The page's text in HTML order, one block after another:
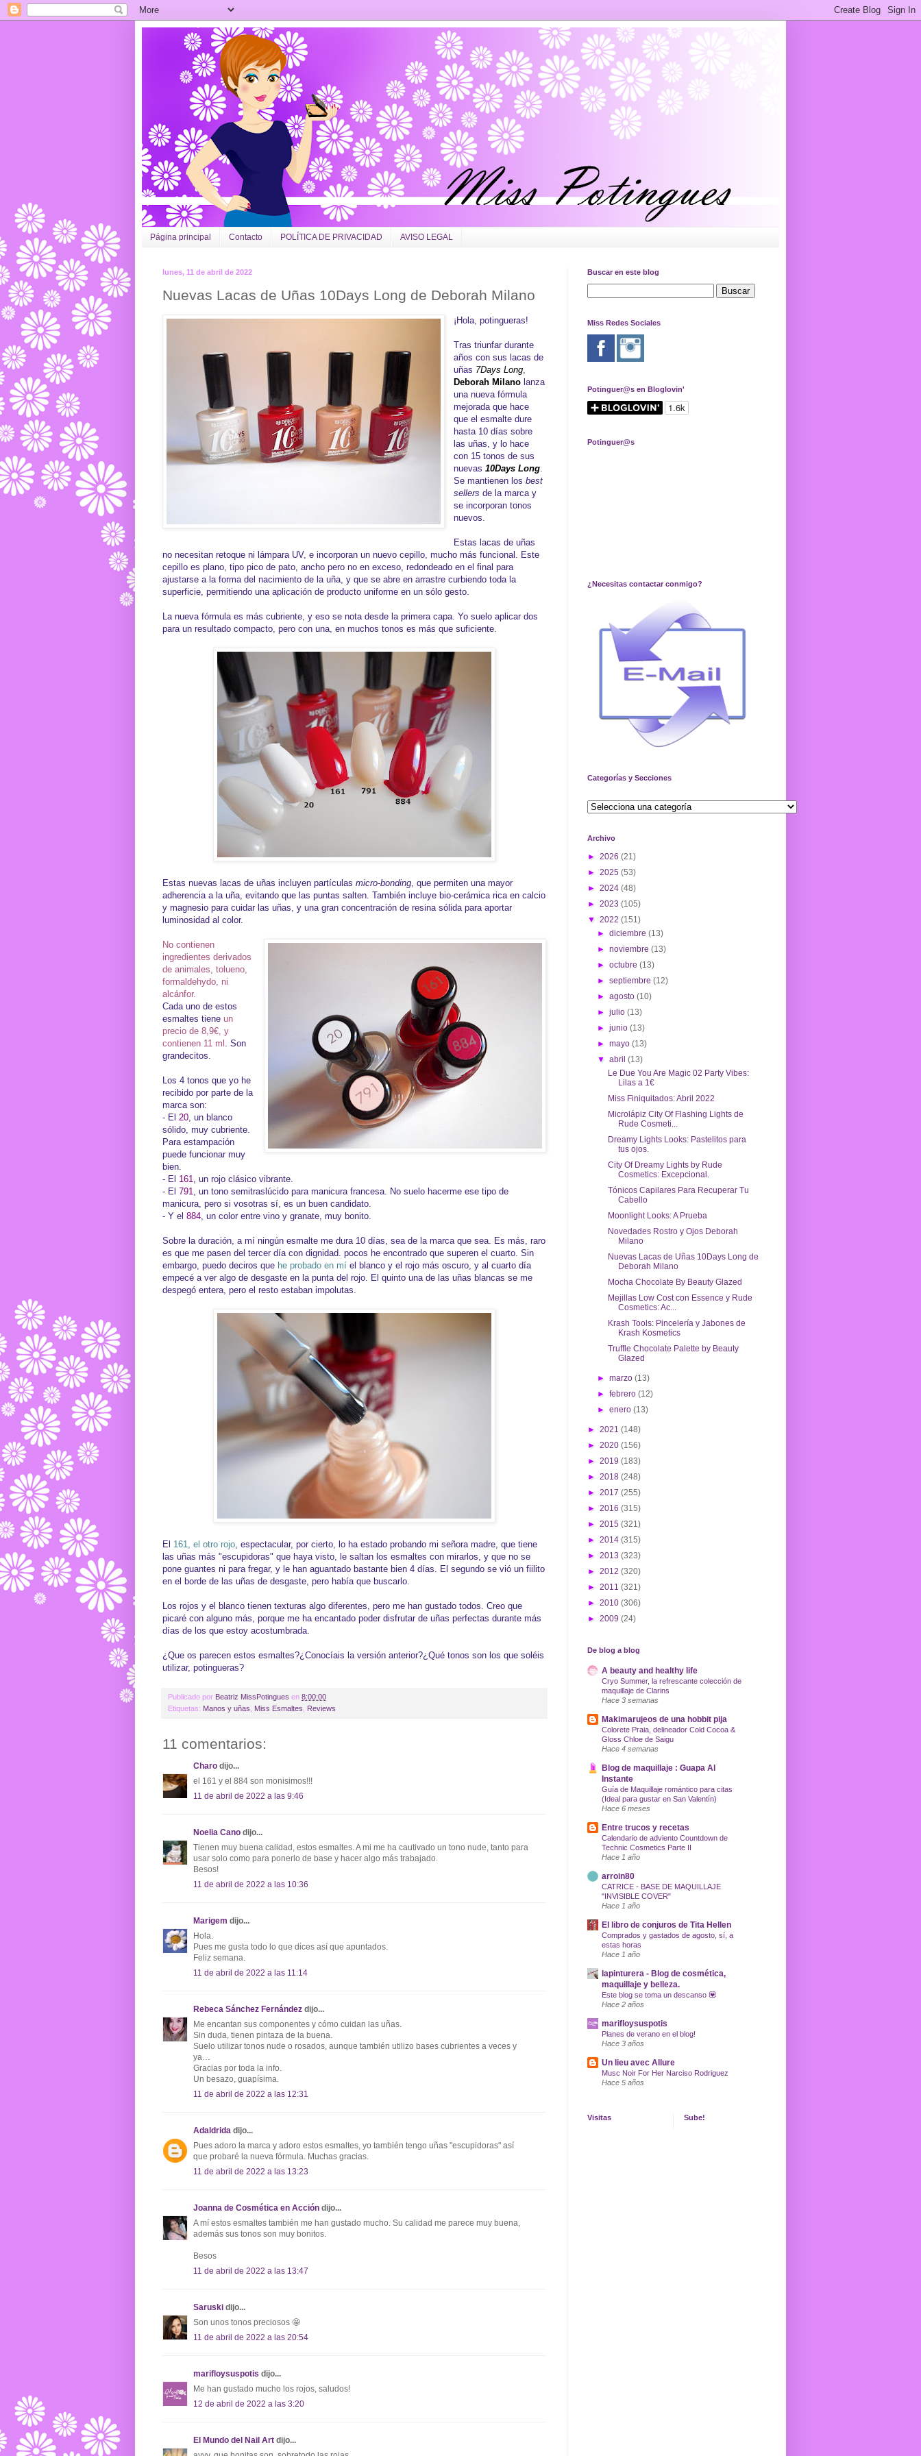
Página principal Contacto POLÍTICA DE PRIVACIDAD AVISO LEGAL
lunes, 11 de abril de 2022
Nuevas Lacas de Uñas 10Days Long de Deborah Milano
¡Hola, potingueras!
Tras triunfar durante
años con sus lacas de
uñas 7Days Long,
Deborah Milano lanza
una nueva fórmula
mejorada que hace
que el esmalte dure
hasta 10 días sobre
las uñas, y lo hace
con 15 tonos de sus
nuevas10Days Long.
Se mantienen losbest
sellersde la marca y
se incorporan tonos
nuevos.
Estas lacas de uñas
no necesitan retoque ni lámpara UV, e incorporan un nuevo cepillo, mucho más funcional. Este
cepillo es plano, tipo pico de pato, ancho pero no en exceso, redondeado en el final para
ajustarse a la forma del nacimiento de la uña, y que se abre en arrastre curbiendo toda la
superficie, permitiendo una aplicación de producto uniforme en un sólo gesto.
La nueva fórmula es más cubriente, y eso se nota desde la primera capa. Yo suelo aplicar dos
para un resultado compacto, pero con una, en muchos tonos es más que suficiente.
Estas nuevas lacas de uñas incluyen partículas micro-bonding, que permiten una mayor
adherencia a la uña, evitando que las puntas salten. También incluye bio-cerámica rica en calcio
y magnesio para cuidar las uñas, y una gran concentración de resina sólida para aportar
luminosidad al color.
No contienen
ingredientes derivados
de animales, tolueno,
formaldehydo, ni
alcánfor.
Cada uno de estos
esmaltes tiene un
precio de 8,9€, y
contienen 11 ml . Son
grandecitos.
Los 4 tonos que yo he
recibido por parte de la
marca son:
- El 20, un blanco
sólido, muy cubriente.
Para estampación
puede funcionar muy
bien.
- El 161, un rojo clásico vibrante.
- El 791, un tono semitraslúcido para manicura francesa. No suelo hacerme ese tipo de
manicura, pero si vosotras sí, es un buen candidato.
- Y el 884, un color entre vino y granate, muy bonito.
Sobre la duración, a mí ningún esmalte me dura 10 días, sea de la marca que sea. Es más, raro
es que me pasen del tercer día con dignidad. pocos he encontrado que superen el cuarto. Sin
embargo, puedo deciros que he probado en mí el blanco y el rojo más oscuro, y al cuarto día
empecé a ver algo de desgaste en la punta del rojo. El quinto una de las uñas blancas se me
despegó entera, pero el resto estaban impolutas.
El 161, el otro rojo, espectacular, por cierto, lo ha estado probando mi señora madre, que tiene
las uñas más "escupidoras" que haya visto, le saltan los esmaltes con mirarlos, y que no se
pone guantes ni para fregar, y le han aguantado bastante bien 4 días. El segundo se vió un fiilito
en el borde de las uñas de desgaste, pero había que buscarlo.
Los rojos y el blanco tienen texturas algo diferentes, pero me han gustado todos. Creo que
picaré con alguno más, porque me ha encantado poder disfrutar de uñas perfectas durante más
días de los que estoy acostumbrada.
¿Que os parecen estos esmaltes?¿Conocíais la versión anterior?¿Qué tonos son los que soléis
utilizar, potingueras?
Publicado por Beatriz MissPotingues en 8:00:00
Etiquetas: Manos y uñas Miss Esmaltes Reviews
11 comentarios:
Charo dijo...
el 161 y el 884 son monisimos!!!
11 de abril de 2022 a las 9:46
Noelia Cano dijo...
Tienen muy buena calidad, estos esmaltes. A mi me ha cautivado un tono nude, tanto para
usar solo como para ponerlo de base y hacer algo más trabajado.
Besos!
11 de abril de 2022 a las 10:36
Marigem dijo...
Hola.
Pues me gusta todo lo que dices así que apuntados.
Feliz semana.
11 de abril de 2022 a las 11:14
Rebeca Sánchez Fernández dijo...
Me encantan sus componentes y cómo cuidan las uñas.
Sin duda, tienen pintaza de la buena.
Suelo utilizar tonos nude o rosados, aunque también utilizo bases cubrientes a veces y
ya…
Gracias por toda la info.
Un besazo, guapísima.
11 de abril de 2022 a las 12:31
Adaldrida dijo...
Pues adoro la marca y adoro estos esmaltes, yo también tengo uñas "escupidoras" así
que probaré la nueva fórmula. Muchas gracias.
11 de abril de 2022 a las 13:23
Joanna de Cosmética en Acción dijo...
A mí estos esmaltes también me han gustado mucho. Su calidad me parece muy buena,
además sus tonos son muy bonitos.
Besos
11 de abril de 2022 a las 13:47
Saruski dijo...
Son unos tonos preciosos 🤩
11 de abril de 2022 a las 20:54
marifloysuspotis dijo...
Me han gustado mucho los rojos, saludos!
12 de abril de 2022 a las 3:20
El Mundo del Nail Art dijo...
Buscar en este blog
Miss Redes Sociales
Potinguer@s en Bloglovin'
Potinguer@s
¿Necesitas contactar conmigo?
Categorías y Secciones
Archivo
► 2026 (21)
► 2025 (53)
► 2024 (48)
► 2023 (105)
▼ 2022 (151)
►diciembre(13)
►noviembre(13)
►octubre(13)
►septiembre(12)
►agosto(10)
►julio(13)
►junio(13)
►mayo(13)
▼abril(13)
Le Due You Are Magic 02 Party Vibes:
Lilas a 1€
Miss Finiquitados: Abril 2022
Microlápiz City Of Flashing Lights de
Rude Cosmeti...
Dreamy Lights Looks: Pastelitos para
tus ojos.
City Of Dreamy Lights by Rude
Cosmetics: Excepcional.
Tónicos Capilares Para Recuperar Tu
Cabello
Moonlight Looks: A Prueba
Novedades Rostro y Ojos Deborah
Milano
Nuevas Lacas de Uñas 10Days Long de
Deborah Milano
Mocha Chocolate By Beauty Glazed
Mejillas Low Cost con Essence y Rude
Cosmetics: Ac...
Krash Tools: Pincelería y Jabones de
Krash Kosmetics
Truffle Chocolate Palette by Beauty
Glazed
►marzo(13)
►febrero(12)
►enero(13)
► 2021 (148)
► 2020 (156)
► 2019 (183)
► 2018 (248)
► 2017 (255)
► 2016 (315)
► 2015 (321)
► 2014 (315)
► 2013 (323)
► 2012 (320)
► 2011 (321)
► 2010 (306)
► 2009 (24)
De blog a blog
A beauty and healthy life
Cryo Summer, la refrescante colección de
maquillaje de Clarins
Hace 3 semanas
Makimarujeos de una hobbit pija
Colorete Praia, delineador Cold Cocoa &
Gloss Chloe de Saigu
Hace 4 semanas
Blog de maquillaje : Guapa Al
Instante
Guía de Maquillaje romántico para citas
(Ideal para gustar en San Valentín)
Hace 6 meses
Entre trucos y recetas
Calendario de adviento Countdown de
Technic Cosmetics Parte II
Hace 1 año
arroin80
CATRICE - BASE DE MAQUILLAJE
"INVISIBLE COVER"
Hace 1 año
El libro de conjuros de Tita Hellen
Comprados y gastados de agosto, sí, a
estas horas
Hace 1 año
lapinturera - Blog de cosmética,
maquillaje y belleza.
Este blog se toma un descanso 💟
Hace 2 años
marifloysuspotis
Planes de verano en el blog!
Hace 3 años
Un lieu avec Allure
Musc Noir For Her Narciso Rodriguez
Hace 5 años
Visitas Sube!